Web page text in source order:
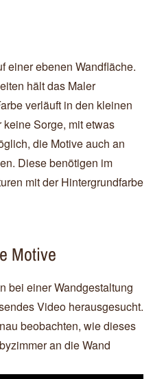
einer ebenen Wandfläche.
hält das Maler
verläuft in den kleinen
Sorge, mit etwas
die Motive auch an
Diese benötigen im
mit der Hintergrundfarbe
Motive
bei einer Wandgestaltung
Video herausgesucht.
beobachten, wie dieses
an die Wand